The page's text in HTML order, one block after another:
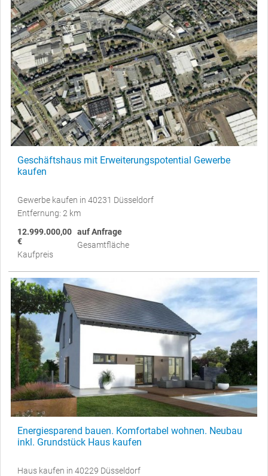
Geschäftshaus mit Erweiterungspotential Gewerbe
kaufen
Gewerbe kaufen in 40231 Düsseldorf
Entfernung: 2 km
12.999.000,00
€
Kaufpreis
auf Anfrage
Gesamtfläche
Energiesparend bauen. Komfortabel wohnen. Neubau
inkl. Grundstück Haus kaufen
Haus kaufen in 40229 Düsseldorf